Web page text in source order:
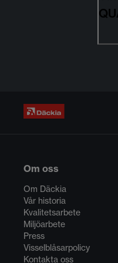
Om oss
Om Däckia
Vår historia
Kvalitetsarbete
Miljöarbete
Press
Visselblåsarpolicy
Kontakta oss